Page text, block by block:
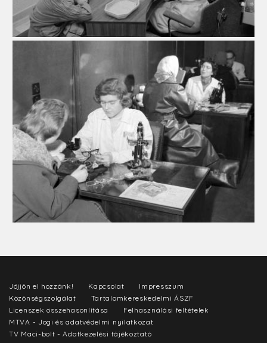
Jöjjön el hozzánk! Kapcsolat
Impresszum
Közönségszolgálat
Tartalomkereskedelmi ÁSZF
Licenszek összehasonlítása
Felhasználási feltételek
MTVA - Jogi és adatvédelmi nyilatkozat
TV Maci-bolt - Adatkezelési tájékoztató